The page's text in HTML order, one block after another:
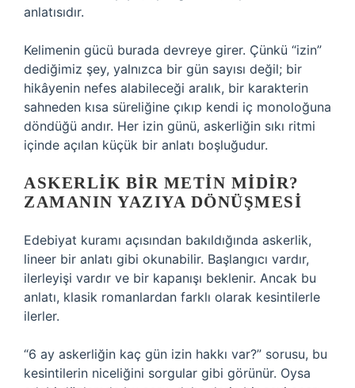
anlatısıdır.
Kelimenin gücü burada devreye girer. Çünkü “izin”
dediğimiz şey, yalnızca bir gün sayısı değil; bir
hikâyenin nefes alabileceği aralık, bir karakterin
sahneden kısa süreliğine çıkıp kendi iç monoloğuna
döndüğü andır. Her izin günü, askerliğin sıkı ritmi
içinde açılan küçük bir anlatı boşluğudur.
ASKERLIK BIR METIN MIDIR?
ZAMANIN YAZIYA DÖNÜŞMESI
Edebiyat kuramı açısından bakıldığında askerlik,
lineer bir anlatı gibi okunabilir. Başlangıcı vardır,
ilerleyişi vardır ve bir kapanışı beklenir. Ancak bu
anlatı, klasik romanlardan farklı olarak kesintilerle
ilerler.
“6 ay askerliğin kaç gün izin hakkı var?” sorusu, bu
kesintilerin niceliğini sorgular gibi görünür. Oysa